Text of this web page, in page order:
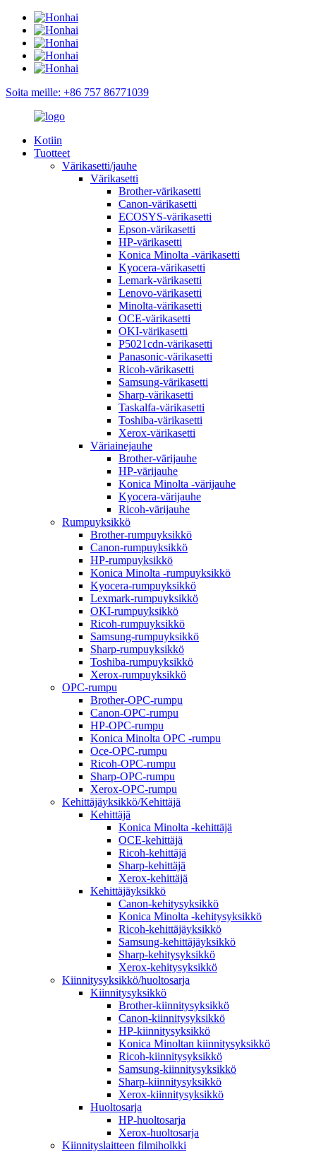
Soita meille: +86 757 86771039
Kotiin
Tuotteet
Värikasetti/jauhe
Värikasetti
Brother-värikasetti
Canon-värikasetti
ECOSYS-värikasetti
Epson-värikasetti
HP-värikasetti
Konica Minolta -värikasetti
Kyocera-värikasetti
Lemark-värikasetti
Lenovo-värikasetti
Minolta-värikasetti
OCE-värikasetti
OKI-värikasetti
P5021cdn-värikasetti
Panasonic-värikasetti
Ricoh-värikasetti
Samsung-värikasetti
Sharp-värikasetti
Taskalfa-värikasetti
Toshiba-värikasetti
Xerox-värikasetti
Väriainejauhe
Brother-värijauhe
HP-värijauhe
Konica Minolta -värijauhe
Kyocera-värijauhe
Ricoh-värijauhe
Rumpuyksikkö
Brother-rumpuyksikkö
Canon-rumpuyksikkö
HP-rumpuyksikkö
Konica Minolta -rumpuyksikkö
Kyocera-rumpuyksikkö
Lexmark-rumpuyksikkö
OKI-rumpuyksikkö
Ricoh-rumpuyksikkö
Samsung-rumpuyksikkö
Sharp-rumpuyksikkö
Toshiba-rumpuyksikkö
Xerox-rumpuyksikkö
OPC-rumpu
Brother-OPC-rumpu
Canon-OPC-rumpu
HP-OPC-rumpu
Konica Minolta OPC -rumpu
Oce-OPC-rumpu
Ricoh-OPC-rumpu
Sharp-OPC-rumpu
Xerox-OPC-rumpu
Kehittäjäyksikkö/Kehittäjä
Kehittäjä
Konica Minolta -kehittäjä
OCE-kehittäjä
Ricoh-kehittäjä
Sharp-kehittäjä
Xerox-kehittäjä
Kehittäjäyksikkö
Canon-kehitysyksikkö
Konica Minolta -kehitysyksikkö
Ricoh-kehittäjäyksikkö
Samsung-kehittäjäyksikkö
Sharp-kehitysyksikkö
Xerox-kehitysyksikkö
Kiinnitysyksikkö/huoltosarja
Kiinnitysyksikkö
Brother-kiinnitysyksikkö
Canon-kiinnitysyksikkö
HP-kiinnitysyksikkö
Konica Minoltan kiinnitysyksikkö
Ricoh-kiinnitysyksikkö
Samsung-kiinnitysyksikkö
Sharp-kiinnitysyksikkö
Xerox-kiinnitysyksikkö
Huoltosarja
HP-huoltosarja
Xerox-huoltosarja
Kiinnityslaitteen filmiholkki